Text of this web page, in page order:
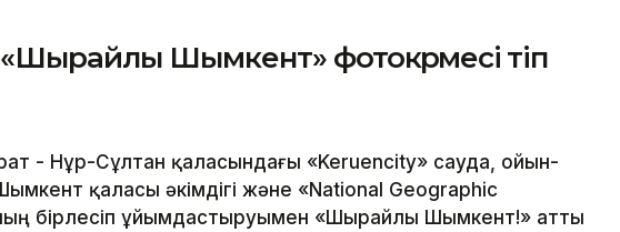
Шымкент» фотокөрмесі өтіп
- Нұр-Сұлтан қаласындағы «Keruenсity» сауда, ойын-
қаласы әкімдігі және «National Geographic
бірлесіп ұйымдастыруымен «Шырайлы Шымкент!» атты